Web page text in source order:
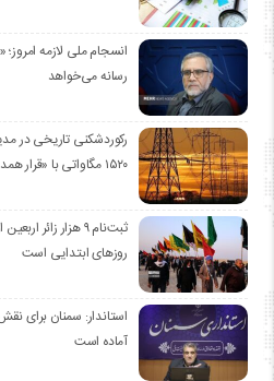
انسجام ملی لازمه
رسانه می‌خواهد
رکوردشکنی تاریخی در
۱۵۲۰ مگاواتی با «قرار همدلی» مردم
ثبت‌نام ۹ هزار زائر
روزهای ابتدایی است
استاندار: سمنان برای
آماده است